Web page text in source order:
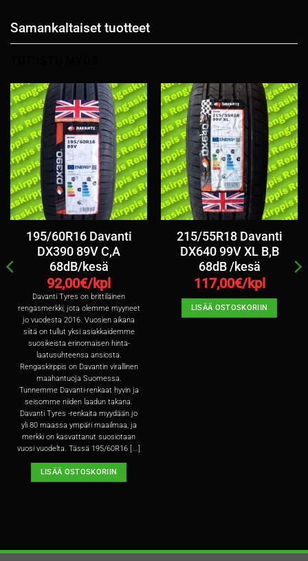
Samankaltaiset tuotteet
195/60R16 Davanti
DX390 89V C,A
68dB/kesä
92,00€/kpl
Davanti Tyres on brittiläinen
rengasmerkki, jota olemme myyneet
jo vuodesta 2016. Vuosien aikana
siitä on tullut yksi asiakkaidemme
suosikeista erinomaisen hinta-
laatusuhteensa ansiosta.
Rengaskirppis on Davantin virallinen
maahantuoja Suomessa.
Tunnemme Davanti-renkaat hyvin ja
seisomme niiden laadun takana.
Davanti Tyres -renkaita myydään jo
yli 80 maassa ympäri maailmaa, ja
merkki on kasvattanut suosiotaan
vuosi vuodelta. Tässä 195/60R16 [...]
LISÄÄ OSTOSKORIIN
215/55R18 Davanti
DX640 99V XL B,B
68dB /kesä
117,00€/kpl
LISÄÄ OSTOSKORIIN